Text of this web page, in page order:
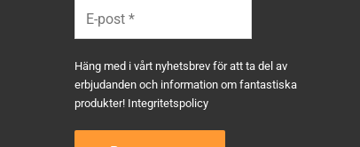
Häng med i vårt nyhetsbrev för att ta del av
erbjudanden och information om fantastiska
produkter! Integritetspolicy